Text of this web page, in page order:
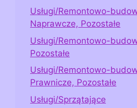
Usługi/Remontowo-
Naprawcze, Pozostałe
Usługi/Remontowo-
Pozostałe
Usługi/Remontowo-
Prawnicze, Pozostałe
Usługi/Sprzątające